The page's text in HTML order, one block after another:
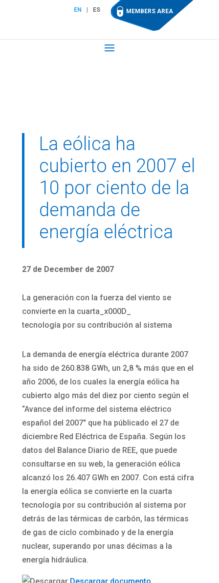
EN ES MEMBERS AREA
La eólica ha
cubierto en 2007 el
10 por ciento de la
demanda de
energía eléctrica
27 de December de 2007
La generación con la fuerza del viento se
convierte en la cuarta_x000D_
tecnología por su contribución al sistema
La demanda de energía eléctrica durante 2007
ha sido de 260.838 GWh, un 2,8 % más que en el
año 2006, de los cuales la energía eólica ha
cubierto algo más del diez por ciento según el
“Avance del informe del sistema eléctrico
español del 2007″ que ha públicado el 27 de
diciembre Red Eléctrica de España. Según los
datos del Balance Diario de REE, que puede
consultarse en su web, la generación eólica
alcanzó los 26.407 GWh en 2007. Con está cifra
la energía eólica se convierte en la cuarta
tecnología por su contribución al sistema por
detrás de las térmicas de carbón, las térmicas
de gas de ciclo combinado y de la energía
nuclear, superando por unas décimas a la
energía hidráulica.